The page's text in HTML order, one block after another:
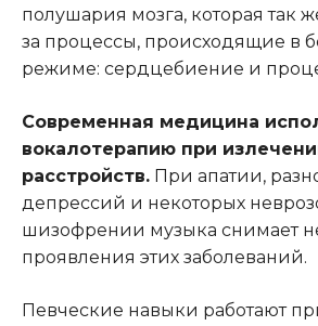
полушария мозга, которая так
за процессы, происходящие в
режиме: сердцебиение и
Современная медицина
вокалотерапию при
расстройств. При апатии,
депрессий и некоторых
шизофрении музыка снимает
проявления этих заболеваний.
Певческие навыки работают